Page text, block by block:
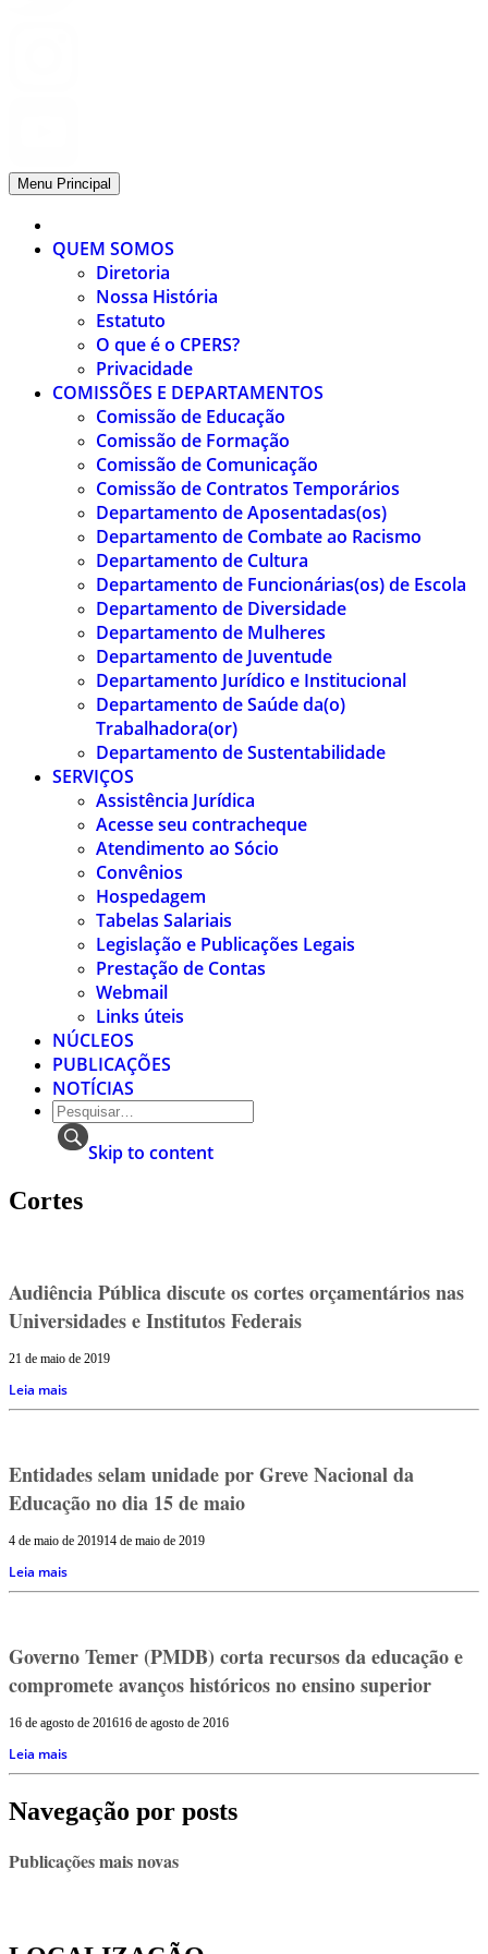
Menu Principal
QUEM SOMOS
Diretoria
Nossa História
Estatuto
O que é o CPERS?
Privacidade
COMISSÕES E DEPARTAMENTOS
Comissão de Educação
Comissão de Formação
Comissão de Comunicação
Comissão de Contratos Temporários
Departamento de Aposentadas(os)
Departamento de Combate ao Racismo
Departamento de Cultura
Departamento de Funcionárias(os) de Escola
Departamento de Diversidade
Departamento de Mulheres
Departamento de Juventude
Departamento Jurídico e Institucional
Departamento de Saúde da(o)
Trabalhadora(or)
Departamento de Sustentabilidade
SERVIÇOS
Assistência Jurídica
Acesse seu contracheque
Atendimento ao Sócio
Convênios
Hospedagem
Tabelas Salariais
Legislação e Publicações Legais
Prestação de Contas
Webmail
Links úteis
NÚCLEOS
PUBLICAÇÕES
NOTÍCIAS
Skip to content
Cortes
Audiência Pública discute os cortes orçamentários nas
Universidades e Institutos Federais
21 de maio de 2019
Leia mais
Entidades selam unidade por Greve Nacional da
Educação no dia 15 de maio
4 de maio de 201914 de maio de 2019
Leia mais
Governo Temer (PMDB) corta recursos da educação e
compromete avanços históricos no ensino superior
16 de agosto de 201616 de agosto de 2016
Leia mais
Navegação por posts
Publicações mais novas